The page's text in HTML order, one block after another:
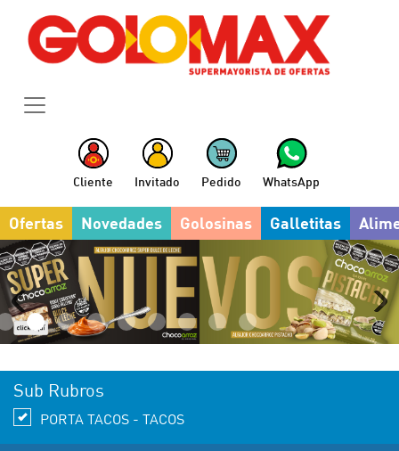
Cliente Invitado Pedido WhatsApp
Ofertas Novedades Golosinas Galletitas
Sub Rubros
PORTA TACOS - TACOS